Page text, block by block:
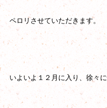
ペロリさせていただきます。
いよいよ１２月に入り、徐々